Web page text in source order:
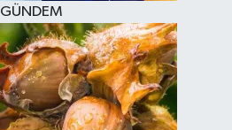
GÜNDEM
SPOR
KÜLTÜR SANAT
FRAGMANLAR